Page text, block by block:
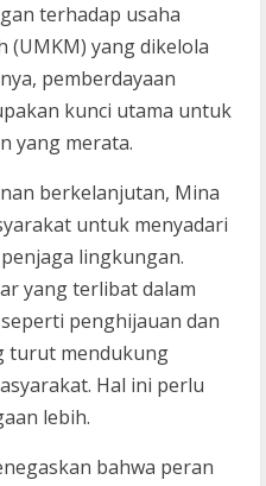
terhadap usaha
(UMKM) yang dikelola
pemberdayaan
kunci utama untuk
yang merata.
berkelanjutan, Mina
untuk menyadari
lingkungan.
yang terlibat dalam
penghijauan dan
turut mendukung
Hal ini perlu
lebih.
bahwa peran